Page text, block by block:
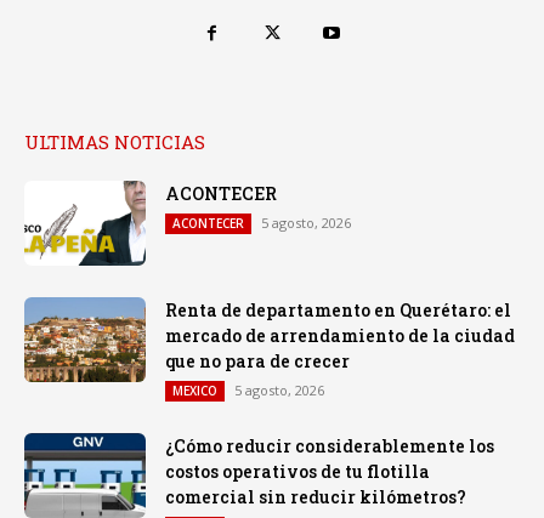
ULTIMAS NOTICIAS
ACONTECER
ACONTECER 5 agosto, 2026
Renta de departamento en Querétaro: el
mercado de arrendamiento de la ciudad
que no para de crecer
MEXICO 5 agosto, 2026
¿Cómo reducir considerablemente los
costos operativos de tu flotilla
comercial sin reducir kilómetros?